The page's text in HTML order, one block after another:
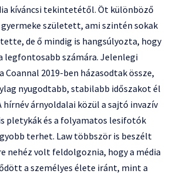
kíváncsi tekintetétől. Öt különböző
született, ami szintén sokak
de ő mindig is hangsúlyozta, hogy
legfontosabb számára. Jelenlegi
Coannal 2019-ben házasodtak össze,
nyugodtabb, stabilabb időszakot él
hírnév árnyoldalai közül a sajtó invazív
pletykák és a folyamatos lesifotók
terhet. Law többször is beszélt
nehéz volt feldolgoznia, hogy a média
a személyes élete iránt, mint a